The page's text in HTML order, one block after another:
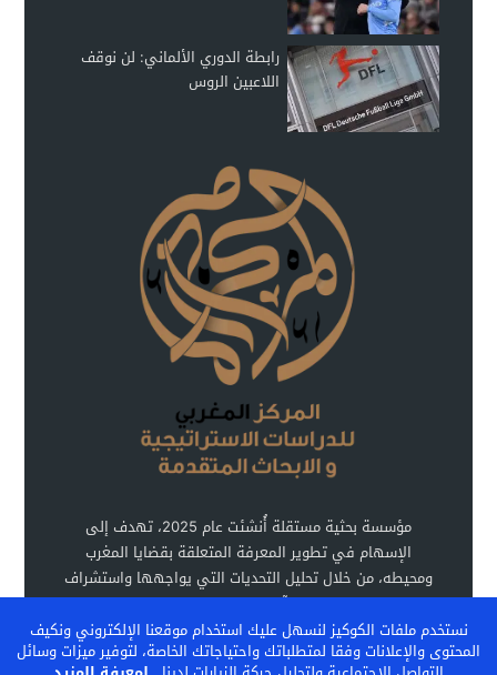
رابطة الدوري الألماني: لن نوقف
اللاعبين الروس
مؤسسة بحثية مستقلة أُنشئت عام 2025، تهدف إلى
الإسهام في تطوير المعرفة المتعلقة بقضايا المغرب
ومحيطه، من خلال تحليل التحديات التي يواجهها واستشراف
آفاق تطوره.
نستخدم ملفات الكوكيز لنسهل عليك استخدام موقعنا الإلكتروني ونكيف
المحتوى والإعلانات وفقا لمتطلباتك واحتياجاتك الخاصة، لتوفير ميزات وسائل